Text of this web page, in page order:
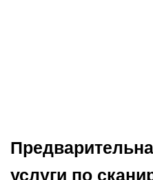
услуги по